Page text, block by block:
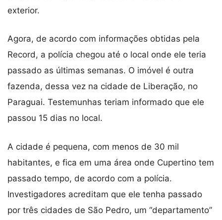
exterior.
Agora, de acordo com informações obtidas pela
Record, a polícia chegou até o local onde ele teria
passado as últimas semanas. O imóvel é outra
fazenda, dessa vez na cidade de Liberação, no
Paraguai. Testemunhas teriam informado que ele
passou 15 dias no local.
A cidade é pequena, com menos de 30 mil
habitantes, e fica em uma área onde Cupertino tem
passado tempo, de acordo com a polícia.
Investigadores acreditam que ele tenha passado
por três cidades de São Pedro, um “departamento”